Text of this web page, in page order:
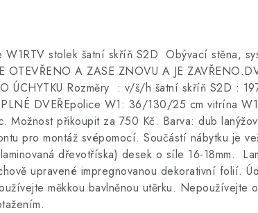
stolek šatní skříň S2D Obývací stěna,
A ZASE ZNOVU A JE
ÚCHYTKU Rozměry : v/š/h šatní skříň S2D :
DVEŘEpolice W1: 36/130/25 cm vitrína
přikoupit za 750 Kč. Barva: dub
pro montáž svépomocí. Součástí nábytku je
dřevotříska) desek o síle 16-18mm.
upravené impregnovanou dekorativní folií.
měkkou bavlněnou utěrku. Nepoužívejte